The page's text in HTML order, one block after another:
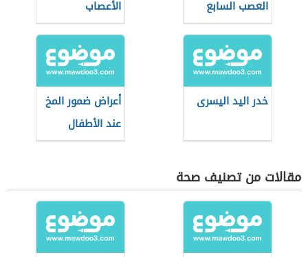
العصب السابع
الأعصاب
خدر اليد اليسرى
أعراض ضمور المخ
عند الأطفال
مقالات من تصنيف صحة